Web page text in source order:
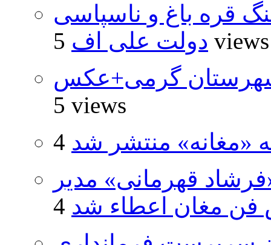
قره باغ و ناسپاسی
دولت علی اف 5 views
گرمی+عکس
5 views
«مغانه» منتشر شد
قهرمانی» مدیر
مغان اعطاء شد